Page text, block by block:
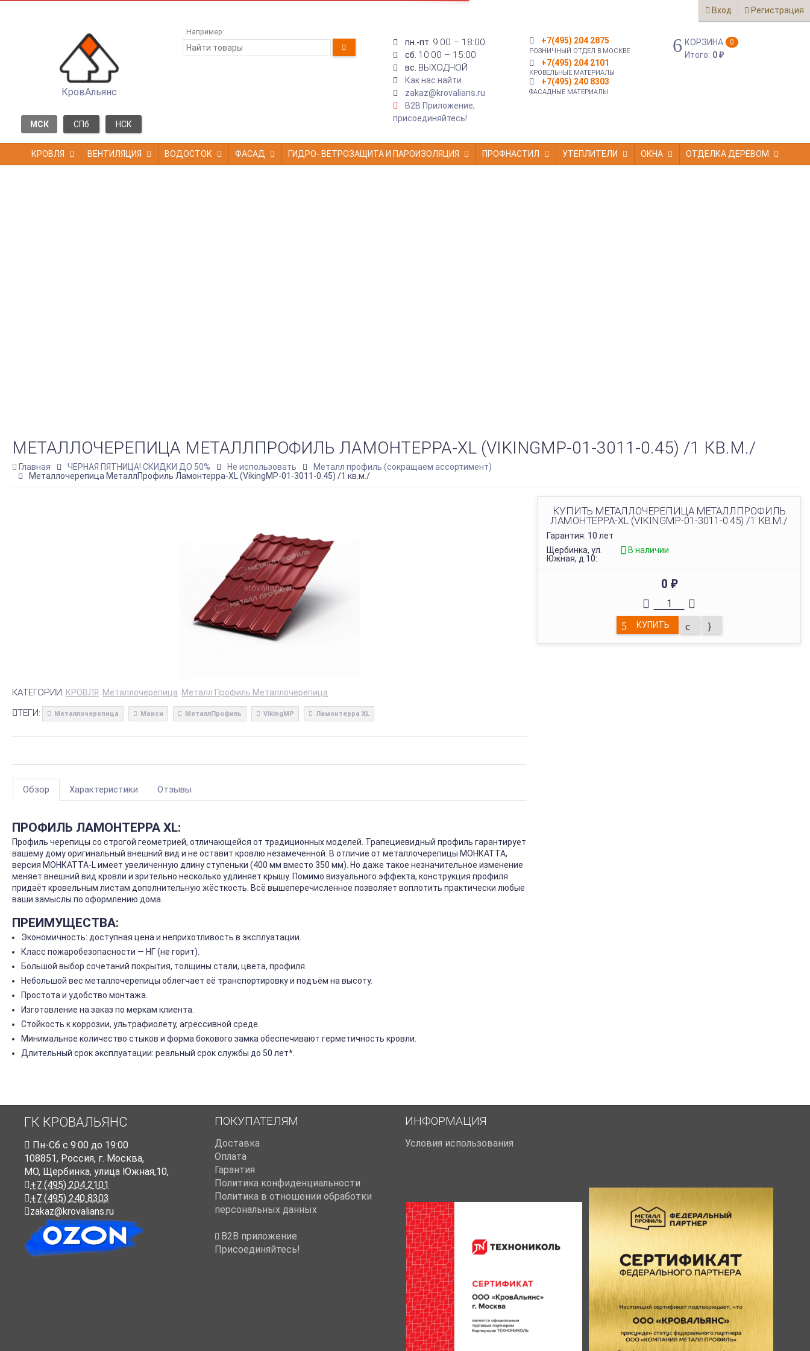
Вход Регистрация
КровАльянс
МСК СПб НСК
Например:
пн.-пт. 9:00 – 18:00
сб. 10:00 – 15:00
вс. ВЫХОДНОЙ
Как нас найти
zakaz@krovalians.ru
B2B Приложение,
присоединяйтесь!
+7(495) 204 2875
РОЗНИЧНЫЙ ОТДЕЛ В МОСКВЕ
+7(495) 204 2101
КРОВЕЛЬНЫЕ МАТЕРИАЛЫ
+7(495) 240 8303
ФАСАДНЫЕ МАТЕРИАЛЫ
КОРЗИНА 0
Итого: 0₽
КРОВЛЯ ВЕНТИЛЯЦИЯ ВОДОСТОК ФАСАД ГИДРО- ВЕТРОЗАЩИТА И ПАРОИЗОЛЯЦИЯ ПРОФНАСТИЛ УТЕПЛИТЕЛИ ОКНА ОТДЕЛКА ДЕРЕВОМ
МЕТАЛЛОЧЕРЕПИЦА МЕТАЛЛПРОФИЛЬ ЛАМОНТЕРРА-XL (VIKINGMP-01-3011-0.45) /1 КВ.М./
Главная ЧЕРНАЯ ПЯТНИЦА! СКИДКИ ДО 50% Не использовать
Металл профиль (сокращаем ассортимент)
Металлочерепица МеталлПрофиль Ламонтерра-XL (VikingMP-01-3011-0.45) /1 кв.м./
КУПИТЬ МЕТАЛЛОЧЕРЕПИЦА МЕТАЛЛПРОФИЛЬ
ЛАМОНТЕРРА-XL (VIKINGMP-01-3011-0.45) /1 КВ.М./
Гарантия: 10 лет
Щербинка, ул.
Южная, д.10:
В наличии
0 ₽
КУПИТЬ
КАТЕГОРИИ: КРОВЛЯ Металлочерепица Металл Профиль Металлочерепица
ТЕГИ: Металлочерепица Макси МеталлПрофиль VikingMP Ламонтерра XL
Обзор Характеристики Отзывы
ПРОФИЛЬ ЛАМОНТЕРРА XL:
Профиль черепицы со строгой геометрией, отличающейся от традиционных моделей. Трапециевидный профиль гарантирует
вашему дому оригинальный внешний вид и не оставит кровлю незамеченной. В отличие от металлочерепицы МОНКАТТА,
версия МОНКАТТА-L имеет увеличенную длину ступеньки (400 мм вместо 350 мм). Но даже такое незначительное изменение
меняет внешний вид кровли и зрительно несколько удлиняет крышу. Помимо визуального эффекта, конструкция профиля
придаёт кровельным листам дополнительную жёсткость. Всё вышеперечисленное позволяет воплотить практически любые
ваши замыслы по оформлению дома.
ПРЕИМУЩЕСТВА:
Экономичность: доступная цена и неприхотливость в эксплуатации.
Класс пожаробезопасности — НГ (не горит).
Большой выбор сочетаний покрытия, толщины стали, цвета, профиля.
Небольшой вес металлочерепицы облегчает её транспортировку и подъём на высоту.
Простота и удобство монтажа.
Изготовление на заказ по меркам клиента.
Стойкость к коррозии, ультрафиолету, агрессивной среде.
Минимальное количество стыков и форма бокового замка обеспечивают герметичность кровли.
Длительный срок эксплуатации: реальный срок службы до 50 лет*.
ГК КРОВАЛЬЯНС
Пн-Cб с 9:00 до 19:00
108851, Россия, г. Москва,
МО, Щербинка, улица Южная,10,
+7 (495) 204 2101
+7 (495) 240 8303
zakaz@krovalians.ru
ПОКУПАТЕЛЯМ
Доставка
Оплата
Гарантия
Политика конфиденциальности
Политика в отношении обработки
персональных данных
B2B приложение
Присоединяйтесь!
ИНФОРМАЦИЯ
Условия использования